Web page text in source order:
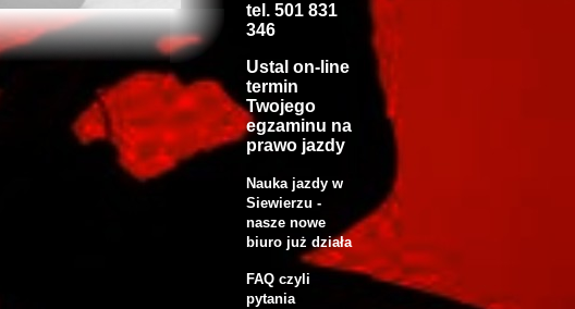
tel. 501 831
346
Ustal on-line
termin
Twojego
egzaminu na
prawo jazdy
Nauka jazdy w
Siewierzu -
nasze nowe
biuro już działa
FAQ czyli
pytania